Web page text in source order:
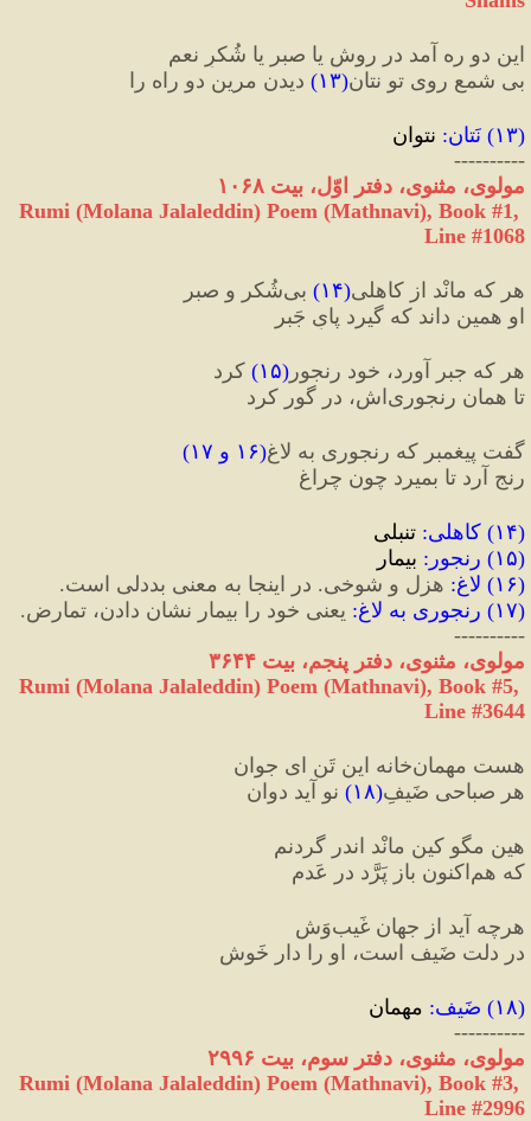
این دو ره آمد در روش یا صبر یا شُکرِ نعم
بی شمع روی تو نتان(۱۳) دیدن مرین دو راه را
(۱۳) نَتان: نتوان
----------
مولوی، مثنوی، دفتر اوّل، بیت ۱۰۶۸
Rumi (Molana Jalaleddin) Poem (Mathnavi), Book #1,
Line #1068
هر که مانْد از کاهلی(۱۴) بی‌شُکر و صبر
او همین داند که گیرد پایِ جَبر
هر که جبر آورد، خود رنجور (۱۵) کرد
تا همان رنجوری‌اش، در گور کرد
گفت پیغمبر که رنجوری به لاغ(۱۶ و ۱۷
)
رنج آرد تا بمیرد چون چراغ
(۱۴) کاهلی: تنبلی
(۱۵) رنجور : بیمار
(۱۶) لاغ: هزل و شوخی. در اینجا به معنی بددلی است.
(۱۷) رنجوری به لاغ: یعنی خود را بیمار نشان دادن، تمارض.
----------
مولوی، مثنوی، دفتر پنجم، بیت ۳۶۴۴
Rumi (Molana Jalaleddin) Poem (Mathnavi), Book #5,
Line #3644
هست مهمان‌خانه این تَن ای جوان
هر صباحی ضَیفِ(۱۸) نو آید دوان
هین مگو کین مانْد اندر گردنم
که هم‌اکنون باز پَرَّد در عَدم
هرچه آید از جهان غَیب‌وَش
در دلت ضَیف است، او را دار خَوش
(۱۸) ضَیف: مهمان
----------
مولوی، مثنوی، دفتر سوم، بیت ۲۹۹۶
Rumi (Molana Jalaleddin) Poem (Mathnavi), Book #3,
Line #2996